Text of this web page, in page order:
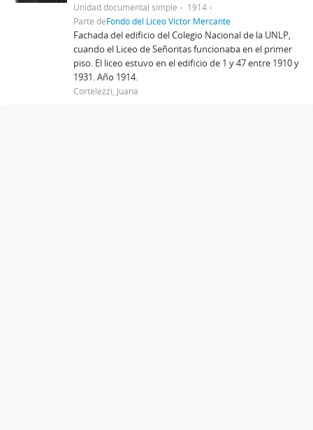
Unidad documental simple
1914
Parte deFondo del Liceo Víctor Mercante
Fachada del edificio del Colegio Nacional de la UNLP,
cuando el Liceo de Señoritas funcionaba en el primer
piso. El liceo estuvo en el edificio de 1 y 47 entre 1910 y
1931. Año 1914.
Cortelezzi, Juana